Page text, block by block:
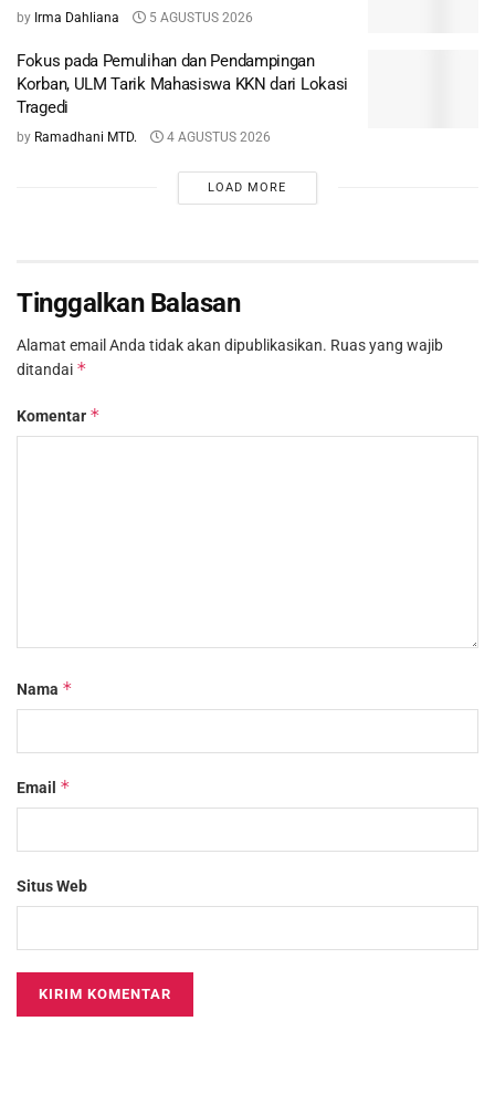
by Irma Dahliana 5 AGUSTUS 2026
Fokus pada Pemulihan dan Pendampingan
Korban, ULM Tarik Mahasiswa KKN dari Lokasi
Tragedi
by Ramadhani MTD. 4 AGUSTUS 2026
LOAD MORE
Tinggalkan Balasan
Alamat email Anda tidak akan dipublikasikan. Ruas yang wajib
ditandai *
Komentar *
Nama *
Email *
Situs Web